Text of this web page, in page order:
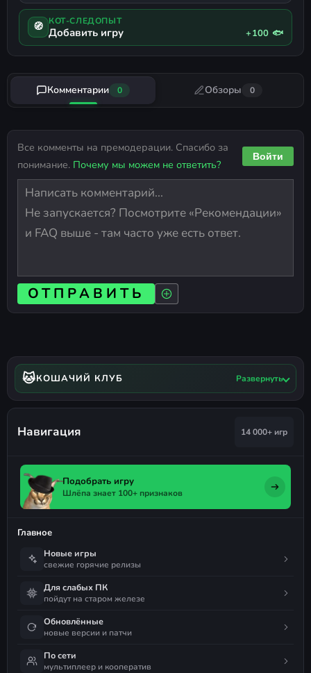
🧭 КОТ-СЛЕДОПЫТ
Добавить игру +100 🐟
Комментарии 0 Обзоры 0
Все комменты на премодерации. Спасибо за
понимание. Почему мы можем не ответить?
Войти
ОТПРАВИТЬ
🐱КОШАЧИЙ КЛУБ Развернуть
Навигация 14 000+ игр
Подобрать игру
Шлёпа знает 100+ признаков
Главное
Новые игры
свежие горячие релизы
Для слабых ПК
пойдут на старом железе
Обновлённые
новые версии и патчи
По сети
мультиплеер и кооператив